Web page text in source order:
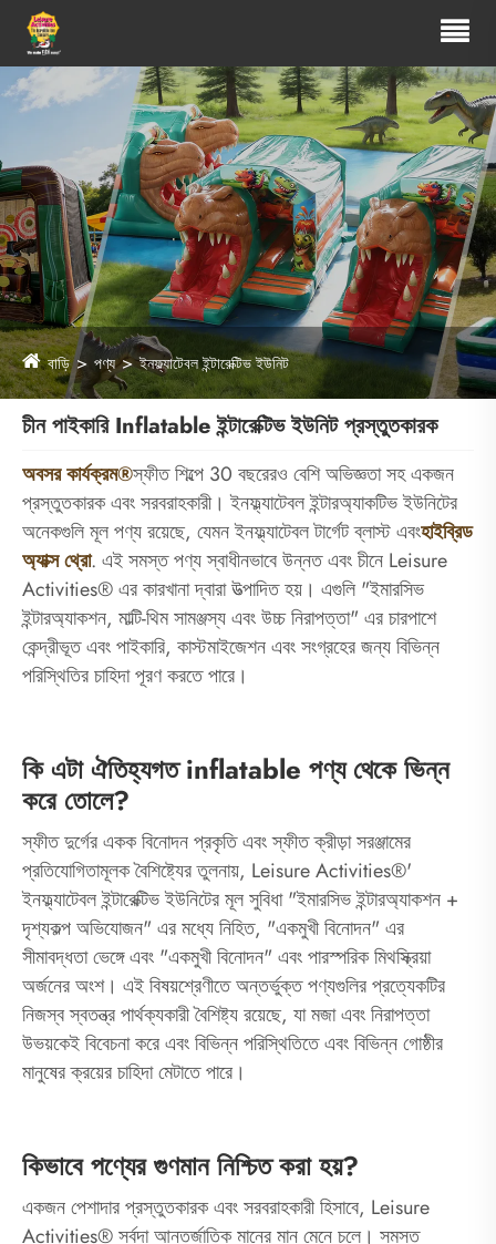
বাড়ি পণ্য ইনফ্ল্যাটেবল ইন্টারেক্টিভ ইউনিট
চীন পাইকারি Inflatable ইন্টারেক্টিভ ইউনিট প্রস্তুতকারক
অবসর কার্যক্রম®স্ফীত শিল্পে 30 বছরেরও বেশি অভিজ্ঞতা সহ একজন
প্রস্তুতকারক এবং সরবরাহকারী। ইনফ্ল্যাটেবল ইন্টারঅ্যাকটিভ ইউনিটের
অনেকগুলি মূল পণ্য রয়েছে, যেমন ইনফ্ল্যাটেবল টার্গেট ব্লাস্ট এবংহাইব্রিড
অ্যাক্স থ্রো. এই সমস্ত পণ্য স্বাধীনভাবে উন্নত এবং চীনে Leisure
Activities® এর কারখানা দ্বারা উত্পাদিত হয়। এগুলি "ইমারসিভ
ইন্টারঅ্যাকশন, মাল্টি-থিম সামঞ্জস্য এবং উচ্চ নিরাপত্তা" এর চারপাশে
কেন্দ্রীভূত এবং পাইকারি, কাস্টমাইজেশন এবং সংগ্রহের জন্য বিভিন্ন
পরিস্থিতির চাহিদা পূরণ করতে পারে।
কি এটা ঐতিহ্যগত inflatable পণ্য থেকে ভিন্ন
করে তোলে?
স্ফীত দুর্গের একক বিনোদন প্রকৃতি এবং স্ফীত ক্রীড়া সরঞ্জামের
প্রতিযোগিতামূলক বৈশিষ্ট্যের তুলনায়, Leisure Activities®'
ইনফ্ল্যাটেবল ইন্টারেক্টিভ ইউনিটের মূল সুবিধা "ইমারসিভ ইন্টারঅ্যাকশন +
দৃশ্যকল্প অভিযোজন" এর মধ্যে নিহিত, "একমুখী বিনোদন" এর
সীমাবদ্ধতা ভেঙ্গে এবং "একমুখী বিনোদন" এবং পারস্পরিক মিথস্ক্রিয়া
অর্জনের অংশ। এই বিষয়শ্রেণীতে অন্তর্ভুক্ত পণ্যগুলির প্রত্যেকটির
নিজস্ব স্বতন্ত্র পার্থক্যকারী বৈশিষ্ট্য রয়েছে, যা মজা এবং নিরাপত্তা
উভয়কেই বিবেচনা করে এবং বিভিন্ন পরিস্থিতিতে এবং বিভিন্ন গোষ্ঠীর
মানুষের ক্রয়ের চাহিদা মেটাতে পারে।
কিভাবে পণ্যের গুণমান নিশ্চিত করা হয়?
একজন পেশাদার প্রস্তুতকারক এবং সরবরাহকারী হিসাবে, Leisure
Activities® সর্বদা আন্তর্জাতিক মানের মান মেনে চলে। সমস্ত